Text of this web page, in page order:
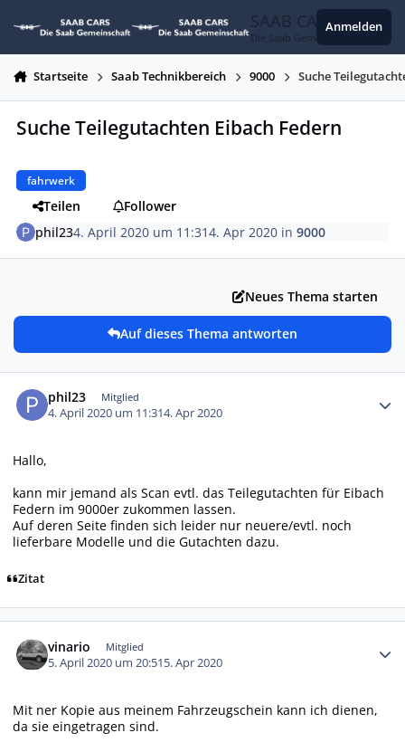
SAAB CARS
Die Saab Gemeinschaft
Anmelden
Startseite Saab Technikbereich 9000 Suche
Suche Teilegutachten Eibach Federn
fahrwerk
Teilen
Follower
phil234. April 2020 um 11:314. Apr 2020 in9000
Neues Thema starten
Auf dieses Thema antworten
phil23 Mitglied
4. April 2020 um 11:314. Apr 2020
Hallo,
kann mir jemand als Scan evtl. das Teilegutachten für Eibach
Federn im 9000er zukommen lassen.
Auf deren Seite finden sich leider nur neuere/evtl. noch
lieferbare Modelle und die Gutachten dazu.
Zitat
vinario Mitglied
5. April 2020 um 20:515. Apr 2020
Mit ner Kopie aus meinem Fahrzeugschein kann ich dienen,
da sie eingetragen sind.